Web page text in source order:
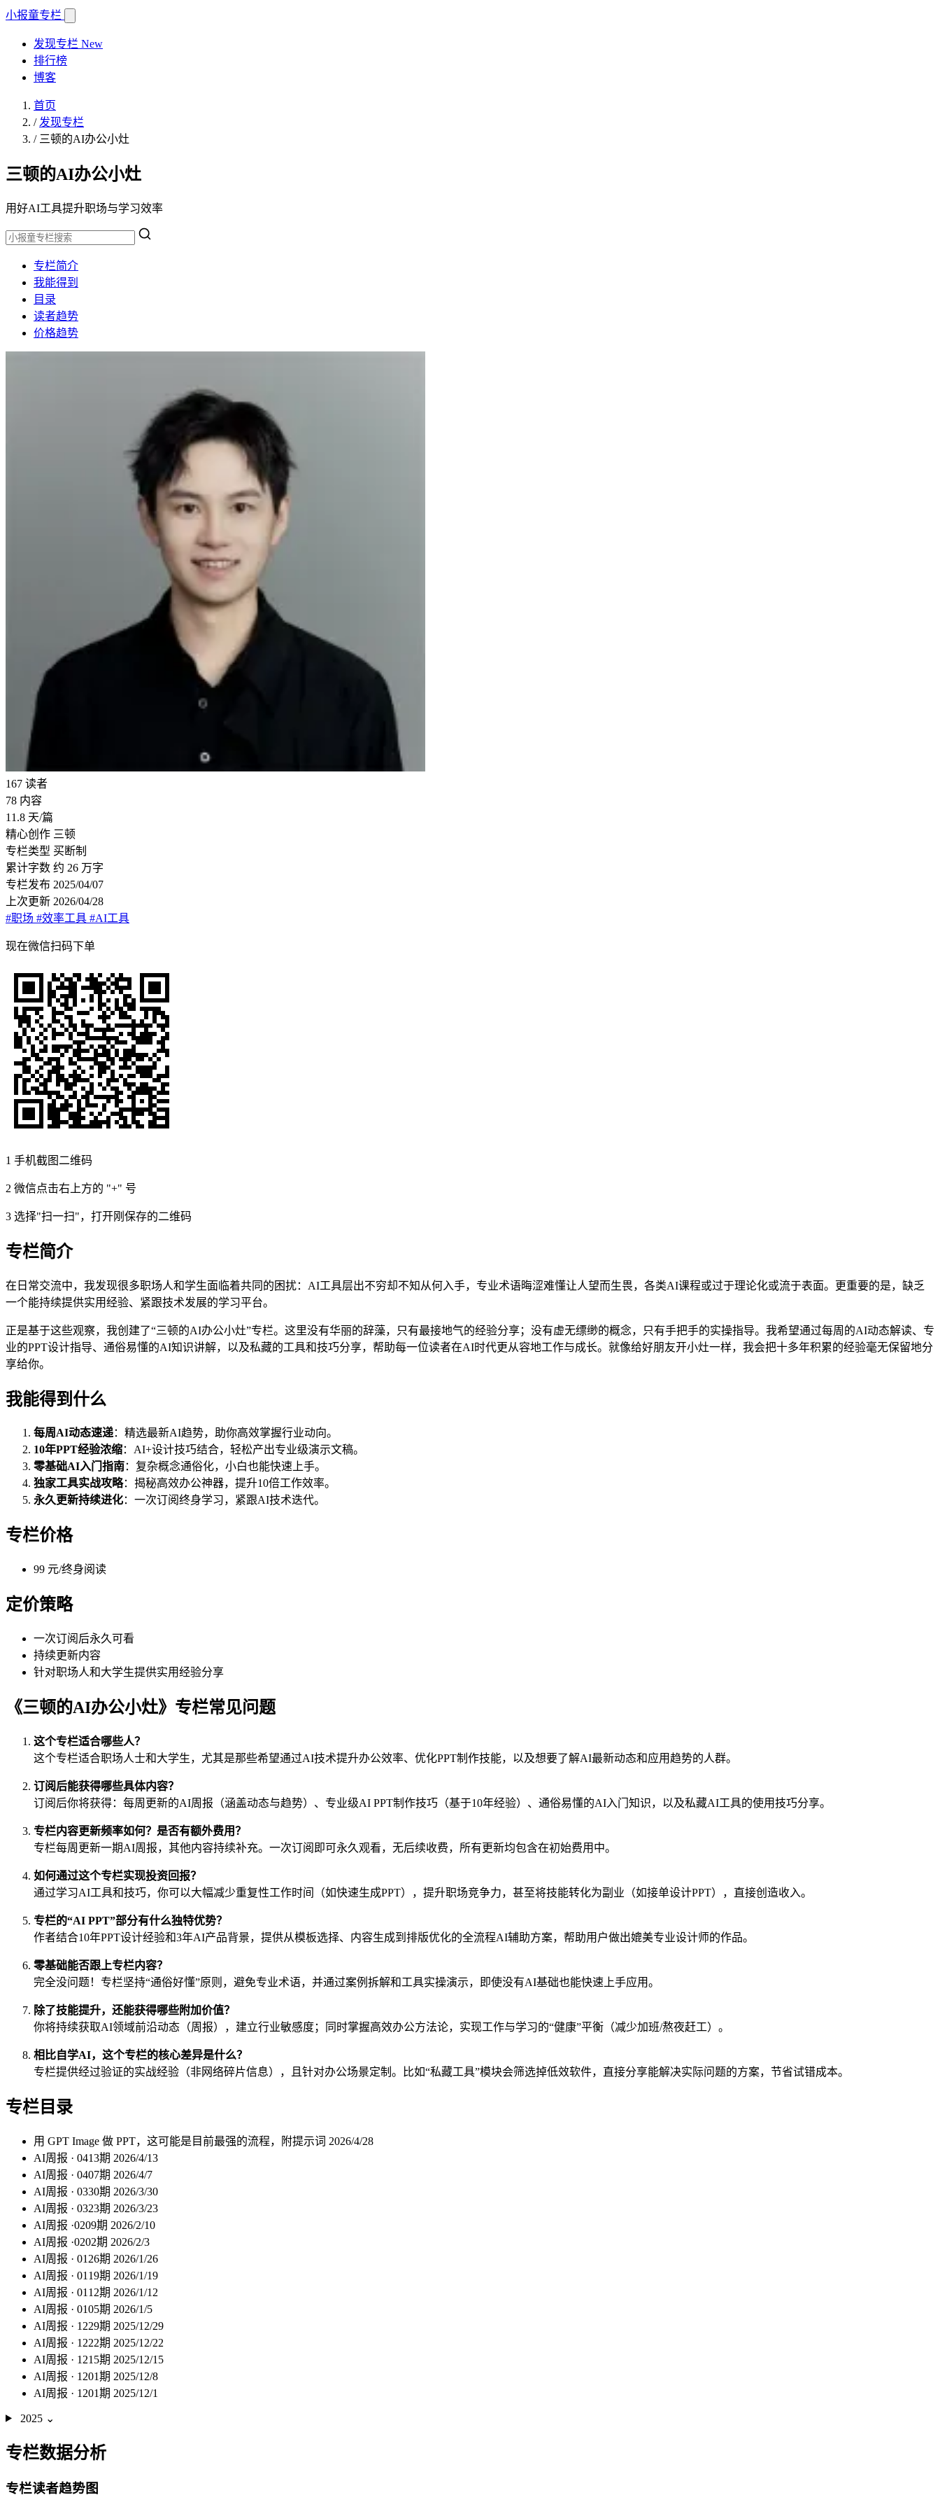
小报童专栏
发现专栏 New
排行榜
博客
首页
/ 发现专栏
/ 三顿的AI办公小灶
三顿的AI办公小灶
用好AI工具提升职场与学习效率
专栏简介
我能得到
目录
读者趋势
价格趋势
167 读者
78 内容
11.8 天/篇
精心创作 三顿
专栏类型 买断制
累计字数 约 26 万字
专栏发布 2025/04/07
上次更新 2026/04/28
#职场 #效率工具 #AI工具
现在微信扫码下单
1 手机截图二维码
2 微信点击右上方的 "+" 号
3 选择"扫一扫"，打开刚保存的二维码
专栏简介
在日常交流中，我发现很多职场人和学生面临着共同的困扰：AI工具层出不穷却不知从何入手，专业术语晦涩难懂让人望而生畏，各类AI课程或过于理论化或流于表面。更重要的是，缺乏
一个能持续提供实用经验、紧跟技术发展的学习平台。
正是基于这些观察，我创建了“三顿的AI办公小灶”专栏。这里没有华丽的辞藻，只有最接地气的经验分享；没有虚无缥缈的概念，只有手把手的实操指导。我希望通过每周的AI动态解读、专
业的PPT设计指导、通俗易懂的AI知识讲解，以及私藏的工具和技巧分享，帮助每一位读者在AI时代更从容地工作与成长。就像给好朋友开小灶一样，我会把十多年积累的经验毫无保留地分
享给你。
我能得到什么
每周AI动态速递：精选最新AI趋势，助你高效掌握行业动向。
10年PPT经验浓缩：AI+设计技巧结合，轻松产出专业级演示文稿。
零基础AI入门指南：复杂概念通俗化，小白也能快速上手。
独家工具实战攻略：揭秘高效办公神器，提升10倍工作效率。
永久更新持续进化：一次订阅终身学习，紧跟AI技术迭代。
专栏价格
99 元/终身阅读
定价策略
一次订阅后永久可看
持续更新内容
针对职场人和大学生提供实用经验分享
《三顿的AI办公小灶》专栏常见问题
这个专栏适合哪些人？
这个专栏适合职场人士和大学生，尤其是那些希望通过AI技术提升办公效率、优化PPT制作技能，以及想要了解AI最新动态和应用趋势的人群。
订阅后能获得哪些具体内容？
订阅后你将获得：每周更新的AI周报（涵盖动态与趋势）、专业级AI PPT制作技巧（基于10年经验）、通俗易懂的AI入门知识，以及私藏AI工具的使用技巧分享。
专栏内容更新频率如何？是否有额外费用？
专栏每周更新一期AI周报，其他内容持续补充。一次订阅即可永久观看，无后续收费，所有更新均包含在初始费用中。
如何通过这个专栏实现投资回报？
通过学习AI工具和技巧，你可以大幅减少重复性工作时间（如快速生成PPT），提升职场竞争力，甚至将技能转化为副业（如接单设计PPT），直接创造收入。
专栏的“AI PPT”部分有什么独特优势？
作者结合10年PPT设计经验和3年AI产品背景，提供从模板选择、内容生成到排版优化的全流程AI辅助方案，帮助用户做出媲美专业设计师的作品。
零基础能否跟上专栏内容？
完全没问题！专栏坚持“通俗好懂”原则，避免专业术语，并通过案例拆解和工具实操演示，即使没有AI基础也能快速上手应用。
除了技能提升，还能获得哪些附加价值？
你将持续获取AI领域前沿动态（周报），建立行业敏感度；同时掌握高效办公方法论，实现工作与学习的“健康”平衡（减少加班/熬夜赶工）。
相比自学AI，这个专栏的核心差异是什么？
专栏提供经过验证的实战经验（非网络碎片信息），且针对办公场景定制。比如“私藏工具”模块会筛选掉低效软件，直接分享能解决实际问题的方案，节省试错成本。
专栏目录
用 GPT Image 做 PPT，这可能是目前最强的流程，附提示词 2026/4/28
AI周报 · 0413期 2026/4/13
AI周报 · 0407期 2026/4/7
AI周报 · 0330期 2026/3/30
AI周报 · 0323期 2026/3/23
AI周报 ·0209期 2026/2/10
AI周报 ·0202期 2026/2/3
AI周报 · 0126期 2026/1/26
AI周报 · 0119期 2026/1/19
AI周报 · 0112期 2026/1/12
AI周报 · 0105期 2026/1/5
AI周报 · 1229期 2025/12/29
AI周报 · 1222期 2025/12/22
AI周报 · 1215期 2025/12/15
AI周报 · 1201期 2025/12/8
AI周报 · 1201期 2025/12/1
2025 ⌄
专栏数据分析
专栏读者趋势图